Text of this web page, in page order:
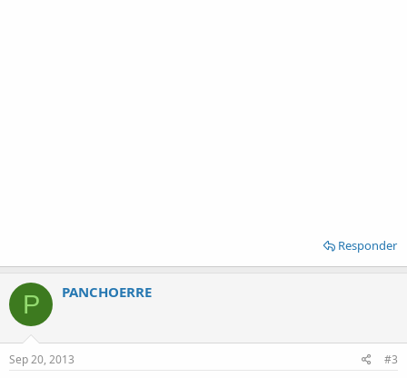
Responder
P PANCHOERRE
Sep 20, 2013 #3